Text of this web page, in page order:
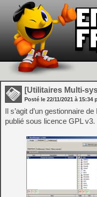
[Utilitaires Multi-
Posté le 22/11/2021 à 15:34
Il s’agit d’un gestionnaire
publié sous licence GPL v3.